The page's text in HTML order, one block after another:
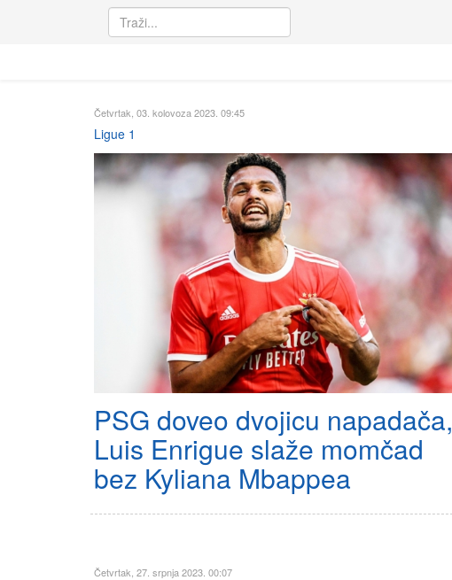
Četvrtak, 03. kolovoza 2023. 09:45
Ligue 1
PSG doveo dvojicu napadača,
Luis Enrigue slaže momčad
bez Kyliana Mbappea
Četvrtak, 27. srpnja 2023. 00:07